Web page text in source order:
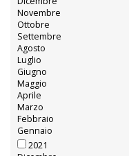
2023
Dicembre
Novembre
Ottobre
Settembre
Agosto
Luglio
Giugno
Maggio
Aprile
Marzo
Febbraio
Gennaio